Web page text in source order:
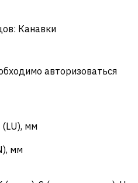
: Канавки
авторизоваться
мм
мм